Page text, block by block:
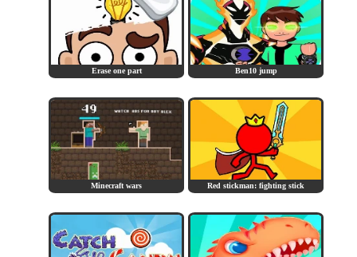
Erase one part Ben10 jump
Minecraft wars Red stickman: fighting stick